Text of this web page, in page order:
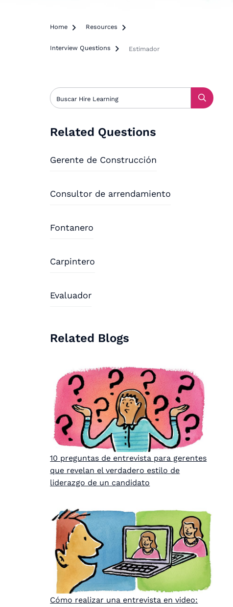
Home  Resources 
Interview Questions  Estimador
Related Questions
Gerente de Construcción
Consultor de arrendamiento
Fontanero
Carpintero
Evaluador
Related Blogs
10 preguntas de entrevista para gerentes
que revelan el verdadero estilo de
liderazgo de un candidato
Cómo realizar una entrevista en video: